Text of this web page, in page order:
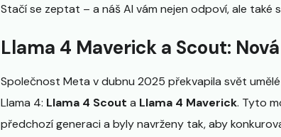
Stačí se zeptat – a náš AI vám nejen odpoví, ale
Llama 4 Maverick a Scout:
Společnost Meta v dubnu 2025 překvapila svět
Llama 4: Llama 4 Scout a Llama 4 Maverick. Tyto
předchozí generaci a byly navrženy tak, aby